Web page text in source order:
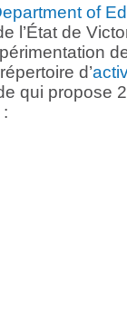
of
l’État de
d’
qui propose